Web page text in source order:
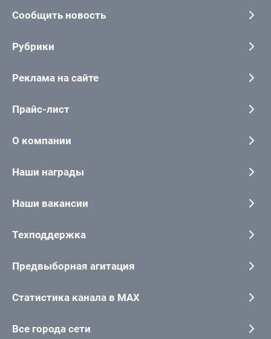
Сообщить новость
Рубрики
Реклама на сайте
Прайс-лист
О компании
Наши награды
Наши вакансии
Техподдержка
Предвыборная агитация
Статистика канала в MAX
Все города сети